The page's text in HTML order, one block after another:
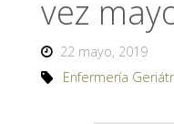
vez
22 mayo, 2019
Enfermería